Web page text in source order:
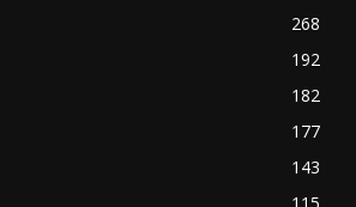
268
192
182
177
143